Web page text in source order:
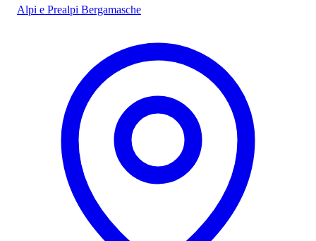
Alpi e Prealpi Bergamasche